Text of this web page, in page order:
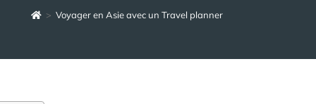
> Voyager en Asie avec un Travel planner